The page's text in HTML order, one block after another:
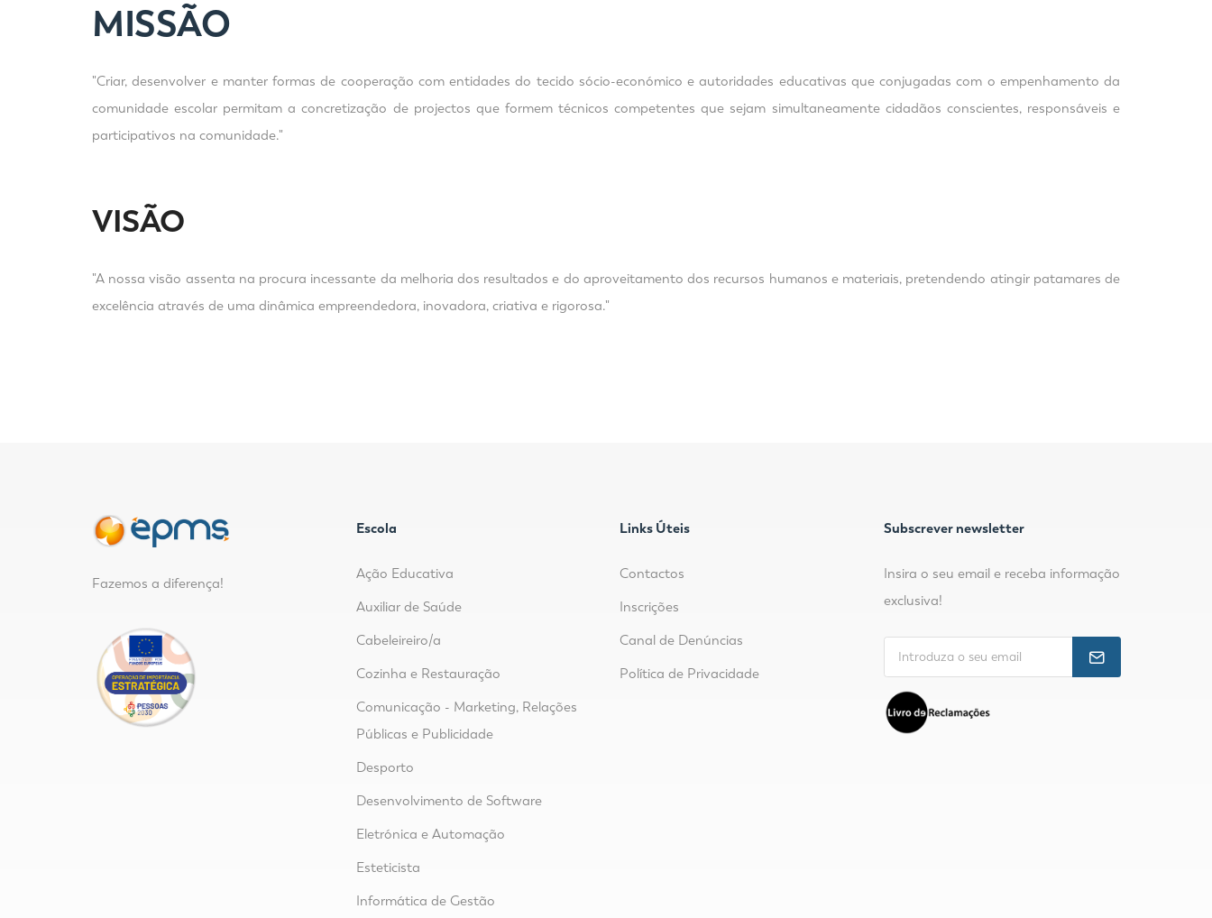
MISSÃO
"Criar, desenvolver e manter formas de cooperação com entidades do tecido sócio-económico e autoridades educativas que conjugadas com o empenhamento da
comunidade escolar permitam a concretização de projectos que formem técnicos competentes que sejam simultaneamente cidadãos conscientes, responsáveis e
participativos na comunidade."
VISÃO
"A nossa visão assenta na procura incessante da melhoria dos resultados e do aproveitamento dos recursos humanos e materiais, pretendendo atingir patamares de
excelência através de uma dinâmica empreendedora, inovadora, criativa e rigorosa."
Fazemos a diferença!
Escola
Ação Educativa
Auxiliar de Saúde
Cabeleireiro/a
Cozinha e Restauração
Comunicação - Marketing, Relações
Públicas e Publicidade
Desporto
Desenvolvimento de Software
Eletrónica e Automação
Esteticista
Informática de Gestão
Links Úteis
Contactos
Inscrições
Canal de Denúncias
Política de Privacidade
Subscrever newsletter
Insira o seu email e receba informação
exclusiva!